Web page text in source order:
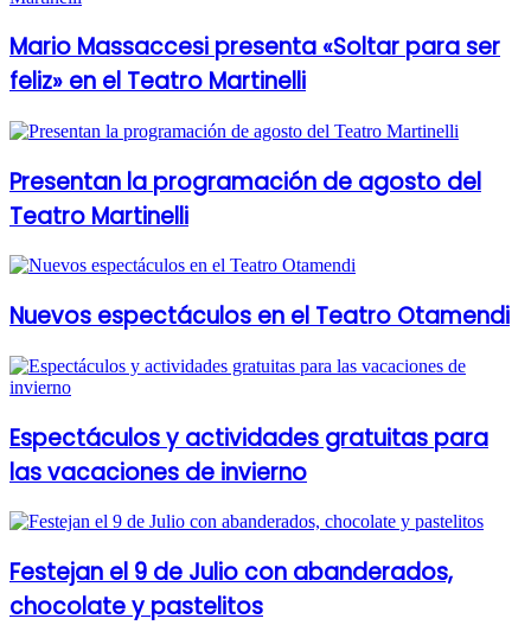
Mario Massaccesi presenta «Soltar para ser
feliz» en el Teatro Martinelli
Presentan la programación de agosto del
Teatro Martinelli
Nuevos espectáculos en el Teatro Otamendi
Espectáculos y actividades gratuitas para
las vacaciones de invierno
Festejan el 9 de Julio con abanderados,
chocolate y pastelitos